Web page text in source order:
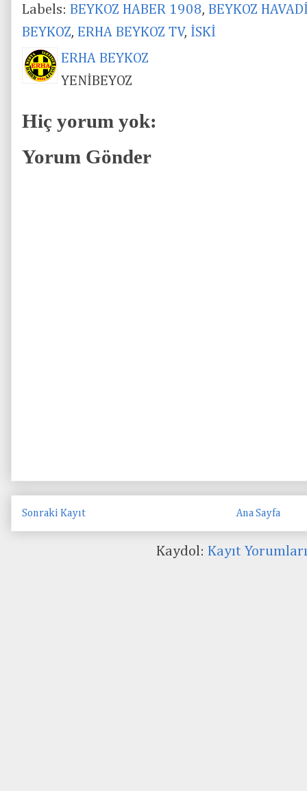
Labels: BEYKOZ HABER 1908, BEYKOZ
BEYKOZ, ERHA BEYKOZ TV, İSKİ
ERHA BEYKOZ
YENİBEYOZ
Hiç yorum yok:
Yorum Gönder
Sonraki Kayıt Ana Sayfa
Kaydol: Kayıt